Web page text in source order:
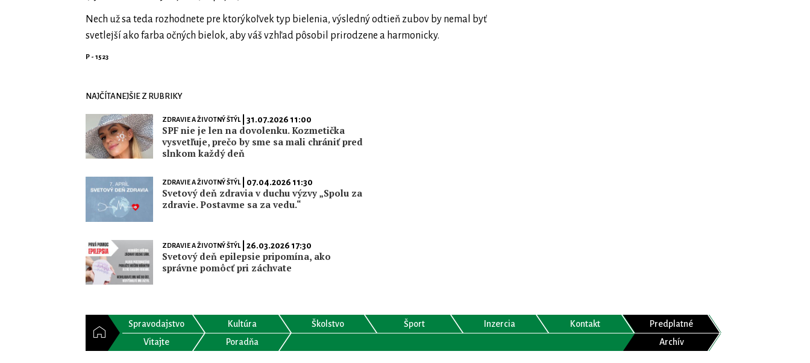
Nech už sa teda rozhodnete pre ktorýkoľvek typ bielenia, výsledný odtieň zubov by nemal byť
svetlejší ako farba očných bielok, aby váš vzhľad pôsobil prirodzene a harmonicky.
P - 1523
NAJČÍTANEJŠIE Z RUBRIKY
ZDRAVIE A ŽIVOTNÝ ŠTÝL| 31.07.2026 11:00
SPF nie je len na dovolenku. Kozmetička
vysvetľuje, prečo by sme sa mali chrániť pred
slnkom každý deň
ZDRAVIE A ŽIVOTNÝ ŠTÝL| 07.04.2026 11:30
Svetový deň zdravia v duchu výzvy „Spolu za
zdravie. Postavme sa za vedu.“
ZDRAVIE A ŽIVOTNÝ ŠTÝL| 26.03.2026 17:30
Svetový deň epilepsie pripomína, ako
správne pomôcť pri záchvate
Spravodajstvo Kultúra Školstvo Šport Inzercia Kontakt
Predplatné
Vitajte
Poradňa Archív